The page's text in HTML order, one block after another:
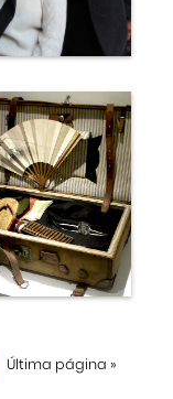
Última página »